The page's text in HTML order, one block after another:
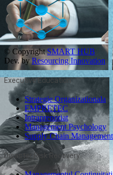
© CopyrightSMART HUB
Dev. by Resourcing Innovation
Executive Education
Strategie Organizationala
EMPRETEC
Intraprenoriat
Management Psychology
Supply Chain Management
Disaster Risk Recovery